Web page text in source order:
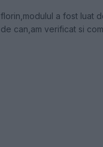
florin,modulul a fost luat
de can,am verificat si